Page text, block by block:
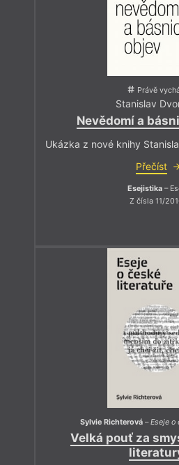
Právě
Stanislav
Nevědomí a
Ukázka z nové knihy
Přečíst
Esejistika –
Z čísla 11/
Sylvie Richterová–Eseje o
Velká pouť za